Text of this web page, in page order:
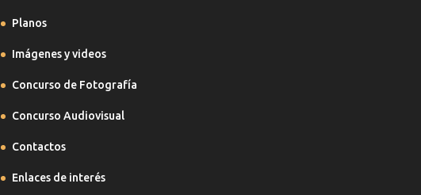
Planos
Imágenes y videos
Concurso de Fotografía
Concurso Audiovisual
Contactos
Enlaces de interés